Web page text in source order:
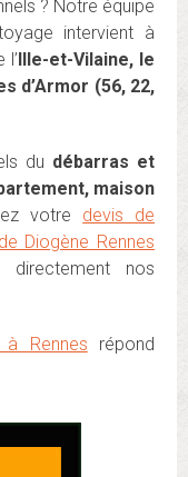
? Notre équipe
intervient à
Ille-et-Vilaine, le
d’Armor (56, 22,
du débarras et
maison
votre devis de
Diogène Rennes
nos
Rennes répond